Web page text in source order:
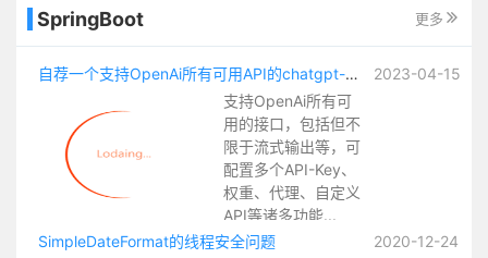
SpringBoot 更多
自荐一个支持OpenAi所有可用API的chatgpt-spring-boot-starter
支持OpenAi所有可
用的接口，包括但不
限于流式输出等，可
配置多个API-Key、
权重、代理、自定义
API等诸多功能...
2023-04-15
SimpleDateFormat的线程安全问题
2020-12-24